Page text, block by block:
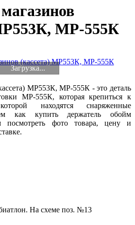
МР-555К
Загрузка...
МР553К, МР-555К - это деталь
МР-555К, которая крепиться к
находятся снаряженные
как купить держатель обойм
посмотреть фото товара, цену и
На схеме поз. №13